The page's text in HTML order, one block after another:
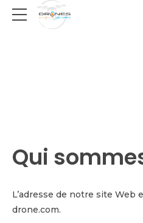
Qui
L’adresse de notre site Web
drone.com.